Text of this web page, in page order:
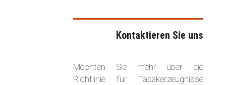
Kontaktieren Sie uns
Möchten Sie mehr über die
Richtlinie für Tabakerzeugnisse